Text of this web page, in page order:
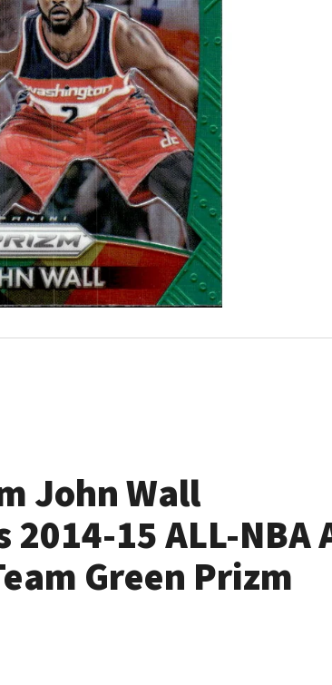
John Wall
15 ALL-NBA
Green Prizm
TCG: ME05 - PITCH BLACK
BUNDLE